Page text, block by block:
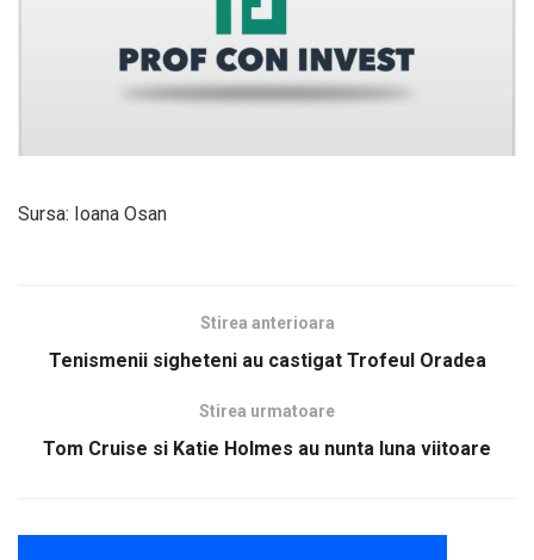
Sursa: Ioana Osan
Stirea anterioara
Tenismenii sigheteni au castigat Trofeul Oradea
Stirea urmatoare
Tom Cruise si Katie Holmes au nunta luna viitoare